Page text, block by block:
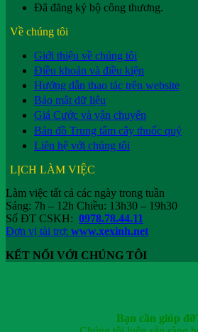
Đã đăng ký bộ công thương.
Về chúng tôi
Giới thiệu về chúng tôi
Điều khoản và điều kiện
Hướng dẫn thao tác trên website
Bảo mật dữ liệu
Giá Cước và vận chuyển
Bản đồ Trung tâm cây thuốc quý
Liên hệ với chúng tôi
LỊCH LÀM VIỆC
Làm việc tất cả các ngày trong tuần
Sáng: 7h – 12h Chiều: 13h30 – 19h30
Số ĐT CSKH: 0978.78.44.11
Đơn vị tài trợ: www.xexinh.net
KẾT NỐI VỚI CHÚNG TÔI
Bạn cần giúp